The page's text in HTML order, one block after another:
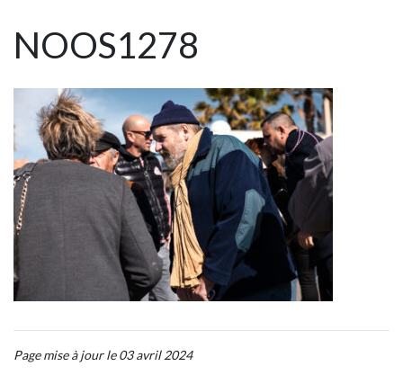
NOOS1278
Page mise à jour le 03 avril 2024